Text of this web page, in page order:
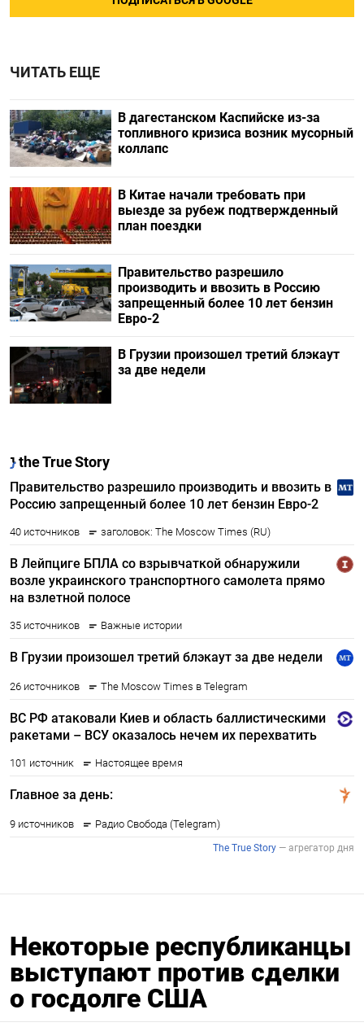
ЧИТАТЬ ЕЩЕ
В дагестанском Каспийске из-за
топливного кризиса возник мусорный
коллапс
В Китае начали требовать при
выезде за рубеж подтвержденный
план поездки
Правительство разрешило
производить и ввозить в Россию
запрещенный более 10 лет бензин
Евро-2
В Грузии произошел третий блэкаут
за две недели
Некоторые республиканцы
выступают против сделки
о госдолге США